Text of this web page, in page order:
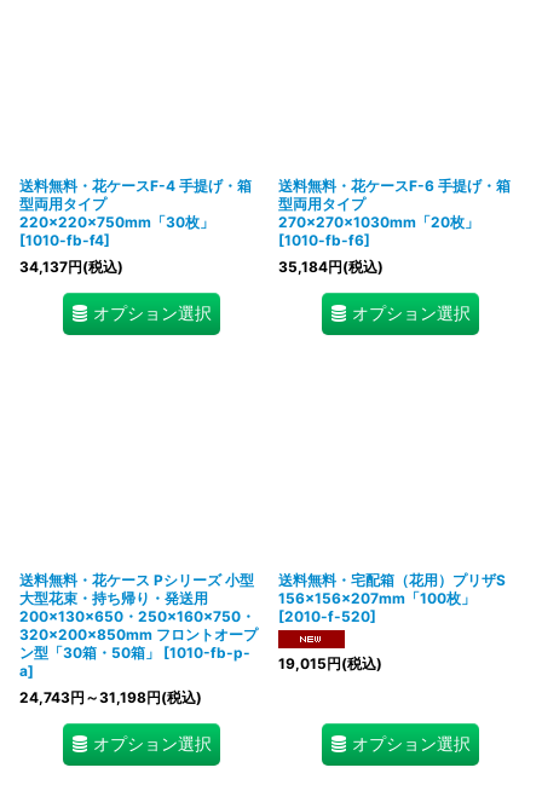
送料無料・花ケースF-4 手提げ・箱
型両用タイプ
220×220×750mm「30枚」
[1010-fb-f4]
34,137円(税込)
オプション選択
送料無料・花ケースF-6 手提げ・箱
型両用タイプ
270×270×1030mm「20枚」
[1010-fb-f6]
35,184円(税込)
オプション選択
送料無料・花ケース Pシリーズ 小型
大型花束・持ち帰り・発送用
200×130×650・250×160×750・
320×200×850mm フロントオープ
ン型「30箱・50箱」
[1010-fb-p-
a]
24,743円 ～31,198円(税込)
オプション選択
送料無料・宅配箱（花用）プリザS
156×156×207mm「100枚」
[2010-f-520]
19,015円(税込)
オプション選択